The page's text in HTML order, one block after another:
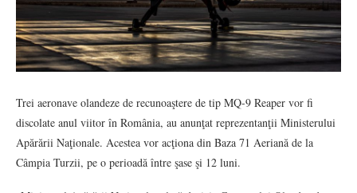
Trei aeronave olandeze de recunoaştere de tip MQ-9 Reaper vor fi
discolate anul viitor în România, au anunţat reprezentanţii Ministerului
Apărării Naţionale. Acestea vor acţiona din Baza 71 Aeriană de la
Câmpia Turzii, pe o perioadă între şase şi 12 luni.